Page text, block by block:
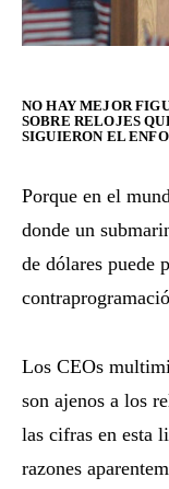
NO HAY MEJOR
SOBRE RELOJES
SIGUIERON EL
Porque en el
donde un
de dólares puede
Los CEOs
son ajenos a los
las cifras en esta
razones